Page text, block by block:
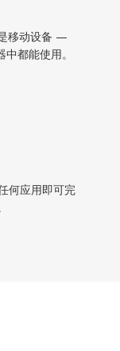
移动设备 —
都能使用。
何应用即可完